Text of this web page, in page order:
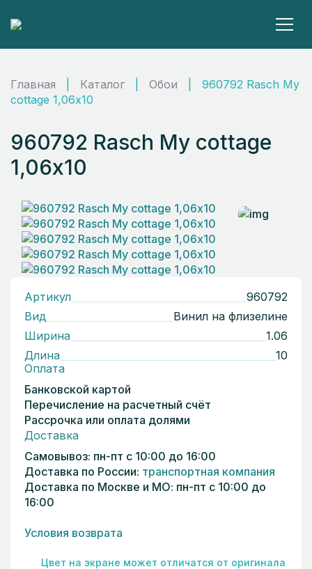
Главная Каталог Обои
960792 Rasch My
cottage 1,06х10
960792 Rasch My cottage
1,06х10
Артикул
960792
Вид
Винил на флизелине
Ширина
1.06
Длина
10
Оплата
Банковской картой
Перечисление на расчетный счёт
Рассрочка или оплата долями
Доставка
Самовывоз: пн-пт с 10:00 до 16:00
Доставка по России: транспортная компания
Доставка по Москве и МО: пн-пт с 10:00 до
16:00
Условия возврата
Цвет на экране может отличатся от оригинала